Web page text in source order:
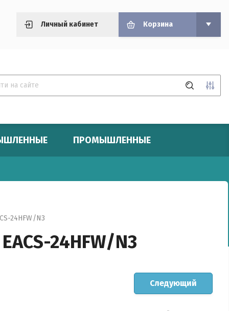
Личный кабинет Корзина
ПРОМЫШЛЕННЫЕ
24HFW/N3
24HFW/N3
Следующий